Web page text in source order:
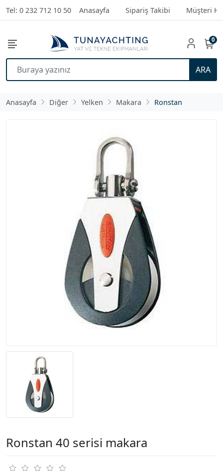
Tel: 0 232 712 10 50 Anasayfa Sipariş Takibi Müşteri
ARA
0
Anasayfa Diğer Yelken Makara Ronstan
Ronstan 40 serisi makara